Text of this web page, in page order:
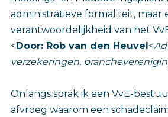
administratieve formaliteit, maar
verantwoordelijkheid van het
< Door: Rob van den Heuvel <
verzekeringen,
Onlangs sprak ik een VvE-
afvroeg waarom een